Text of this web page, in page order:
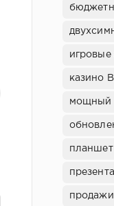
игровые
казино
мощный
планшет
продажи